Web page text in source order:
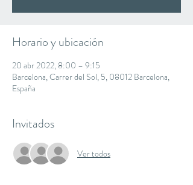
Horario y ubicación
20 abr 2022, 8:00 – 9:15
Barcelona, Carrer del Sol, 5, 08012 Barcelona,
España
Invitados
Ver todos